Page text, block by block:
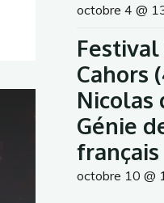
octobre 4 @
Festival
Cahors
Nicolas
Génie
français
octobre 10 @